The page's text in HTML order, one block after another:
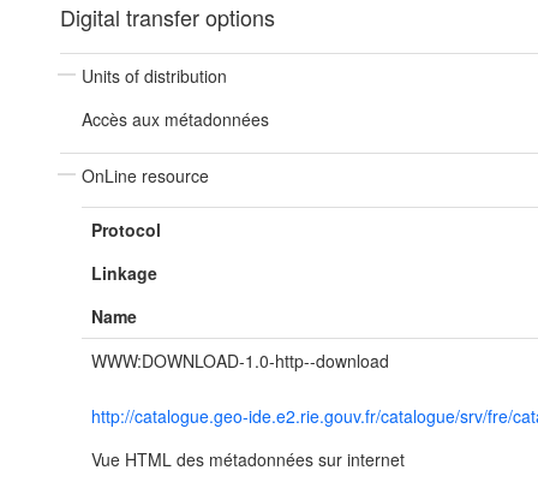
Digital transfer options
Units of distribution
Accès aux métadonnées
OnLine resource
Protocol
Linkage
Name
WWW:DOWNLOAD-1.0-http--download
http://catalogue.geo-ide.e2.rie.gouv.fr/catalogue/srv/fre/
Vue HTML des métadonnées sur internet